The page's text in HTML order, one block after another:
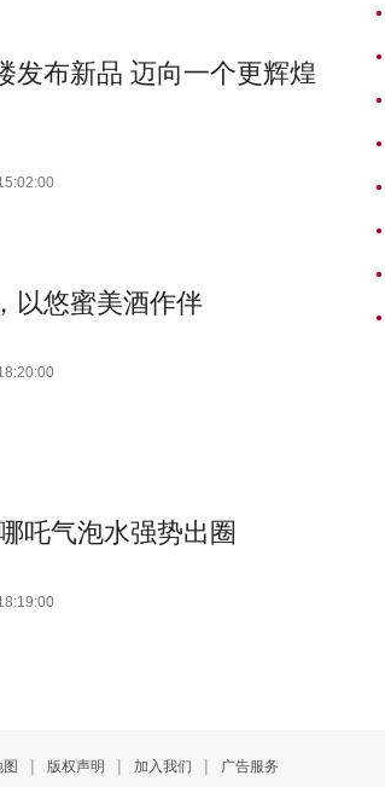
发布新品 迈向一个更辉煌
以悠蜜美酒作伴
吒气泡水强势出圈
| 版权声明 | 加入我们 | 广告服务